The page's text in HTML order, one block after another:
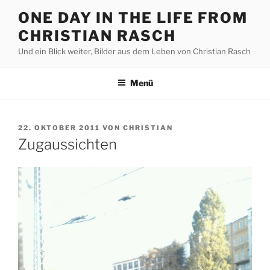
Inhalt
springen
ONE DAY IN THE LIFE FROM
CHRISTIAN RASCH
Und ein Blick weiter, Bilder aus dem Leben von Christian Rasch
Menü
VERÖFFENTLICHT
AM
22. OKTOBER 2011 VON CHRISTIAN
Zugaussichten